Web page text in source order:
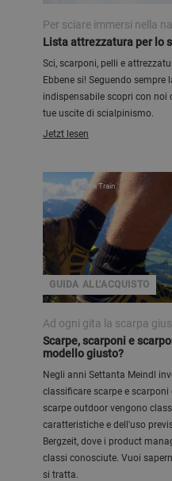
Per sciare immersi nella
Lista attrezzatura per lo
Sci, scarponi, pelli e
Ebbene si! Seguendo
indispensabile scopri con noi
tue uscite di scialpinismo.
Jetzt lesen
GUIDA ALL'ACQUISTO
Salewa / Ultra Train
Ad ogni gita la scarpa
Scarpe, scarponi e
modello giusto?
Negli anni Settanta Meindl
classificare scarpe e
scarpe outdoor vengono
caratteristiche e dell'uso
Bergzeit, dove i product
classi conosciute. Vuoi
si tratta.